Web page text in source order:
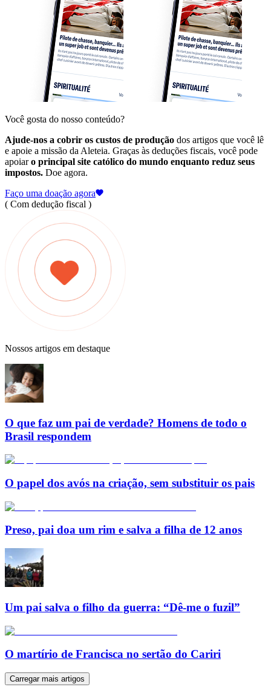
Você gosta do nosso conteúdo?
Ajude-nos a cobrir os custos de produção dos artigos que você lê
e apoie a missão da Aleteia. Graças às deduções fiscais, você pode
apoiaro principal site católico do mundo enquanto reduz seus
impostos. Doe agora.
Faço uma doação agora
( Com dedução fiscal )
Nossos artigos em destaque
O que faz um pai de verdade? Homens de todo o
Brasil respondem
O papel dos avós na criação, sem substituir os pais
Preso, pai doa um rim e salva a filha de 12 anos
Um pai salva o filho da guerra: “Dê-me o fuzil”
O martírio de Francisca no sertão do Cariri
Carregar mais artigos